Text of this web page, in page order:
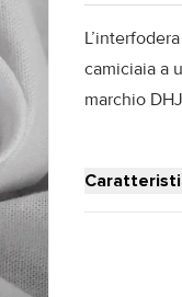
camiciaia a
marchio